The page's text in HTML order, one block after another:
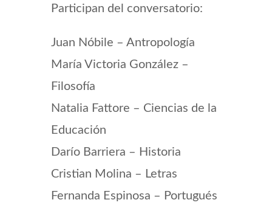
Participan del conversatorio:
Juan Nóbile – Antropología
María Victoria González –
Filosofía
Natalia Fattore – Ciencias de la
Educación
Darío Barriera – Historia
Cristian Molina – Letras
Fernanda Espinosa – Portugués